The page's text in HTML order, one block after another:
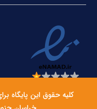
کلیه حقوق این پایگاه